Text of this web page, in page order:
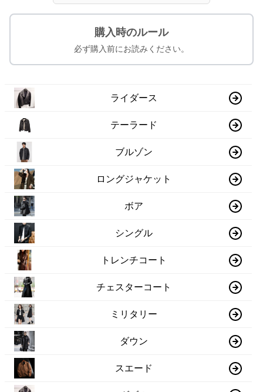
購入時のルール
必ず購入前にお読みください。
ライダース
テーラード
ブルゾン
ロングジャケット
ボア
シングル
トレンチコート
チェスターコート
ミリタリー
ダウン
スエード